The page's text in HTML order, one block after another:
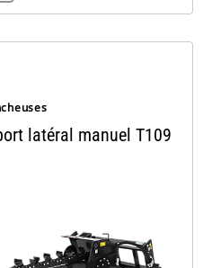
latéral manuel T109